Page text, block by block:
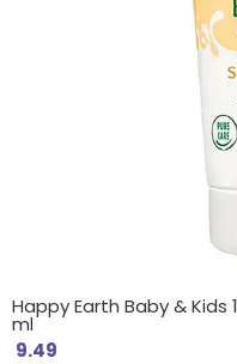
Happy Earth Baby & Kids
ml
9.49